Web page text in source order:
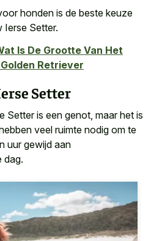
honden is de beste keuze
Ierse Setter.
Is De Grootte Van Het
Retriever
Setter
Setter is een genot, maar het is
veel ruimte nodig om te
uur gewijd aan
dag.